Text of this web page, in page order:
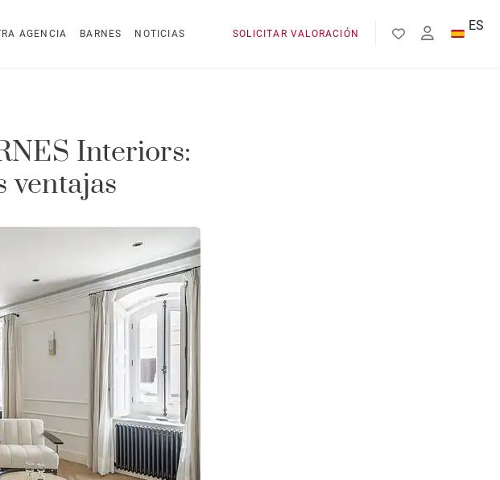
AGENCIA BARNES NOTICIAS SOLICITAR VALORACIÓN
ES
Interiors:
ventajas